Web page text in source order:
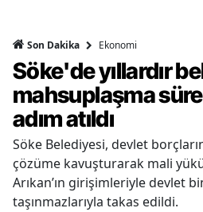
Son Dakika Ekonomi
Söke'de yıllardır
mahsuplaşma
adım atıldı
Söke Belediyesi, devlet
çözüme kavuşturarak mali
Arıkan’ın girişimleriyle devlet
taşınmazlarıyla takas edildi.